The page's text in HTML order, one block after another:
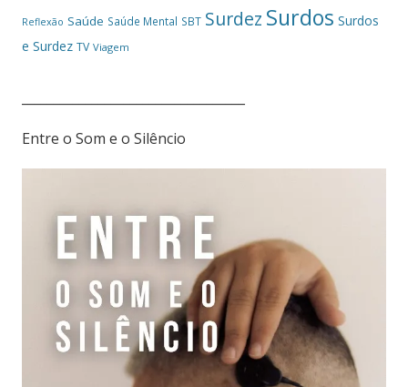
Reflexão Saúde Saúde Mental SBT Surdez Surdos Surdos
e Surdez TV Viagem
Entre o Som e o Silêncio